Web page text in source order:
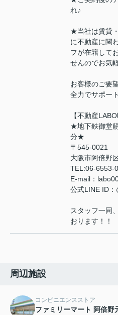
れ♪
★当社は賃貸
に不動産に関
フが在籍して
せんのでお気
お客様のご要
全力でサポー
【不動産
★地下鉄御堂
分★
〒545-0021
大阪市阿倍野
TEL:06-
E-mail：
公式LINE ID：
スタッフ一同
おります！！
周辺施設
コンビニエンスストア
ファミリーマート 阿倍野